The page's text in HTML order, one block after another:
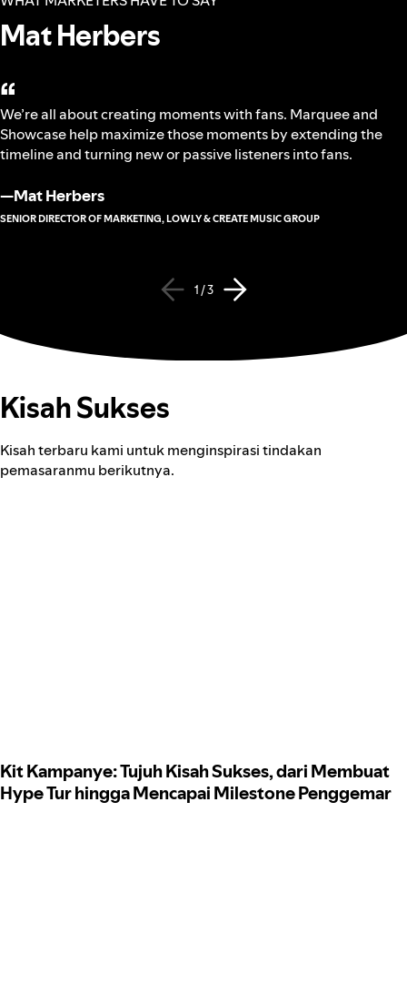
Mat Herbers
“
We’re all about creating moments with fans. Marquee and
Showcase help maximize those moments by extending the
timeline and turning new or passive listeners into fans.
—Mat Herbers
SENIOR DIRECTOR OF MARKETING, LOWLY & CREATE MUSIC GROUP
1 / 3
Kisah Sukses
Kisah terbaru kami untuk menginspirasi tindakan
pemasaranmu berikutnya.
Kit Kampanye: Tujuh Kisah Sukses, dari Membuat
Hype Tur hingga Mencapai Milestone Penggemar